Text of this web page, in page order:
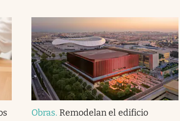
Obras. Remodelan el edificio